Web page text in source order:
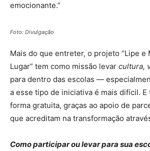
emocionante.”
Foto: Divulgação
Mais do que entreter, o projeto “Lipe e
Lugar” tem como missão levar cultura,
para dentro das escolas —
a esse tipo de iniciativa é mais difícil. E
forma gratuita, graças ao apoio de
que acreditam na transformação
Como participar ou levar para sua